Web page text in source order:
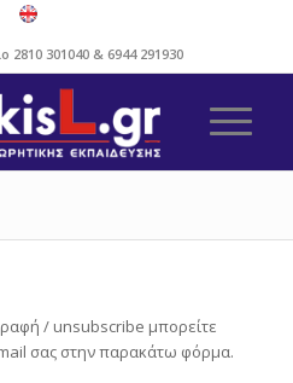
2810 301040& 6944 291930
/ unsubscribe μπορείτε
σας στην παρακάτω φόρμα.